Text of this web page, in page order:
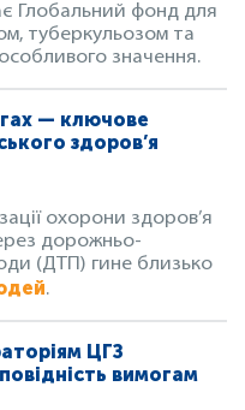
Глобальний фонд для
туберкульозом та
значення.
— ключове
здоров’я
охорони здоров’я
дорожньо-
(ДТП) гине близько
.
ЦГЗ
вимогам